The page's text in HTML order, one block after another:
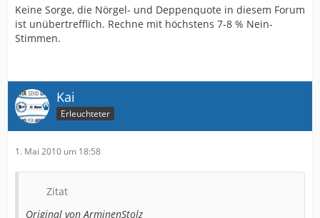
Keine Sorge, die Nörgel- und Deppenquote in diesem Forum
ist unübertrefflich. Rechne mit höchstens 7-8 % Nein-
Stimmen.
Kai
Erleuchteter
1. Mai 2010 um 18:58
Zitat
Original von ArminenStolz